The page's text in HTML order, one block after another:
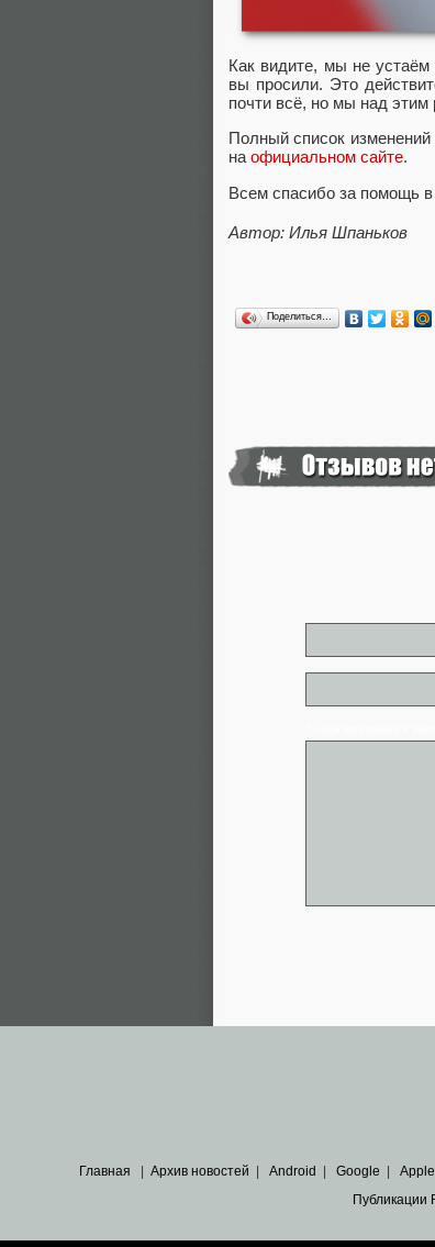
Как видите, мы не
вы просили. Это
почти всё, но мы над этим
Полный список изменений
на официальном сайте.
Всем спасибо за помощь в
Автор: Илья Шпаньков
Поделиться…
Главная Архив новостей Android Google Apple
Публикации